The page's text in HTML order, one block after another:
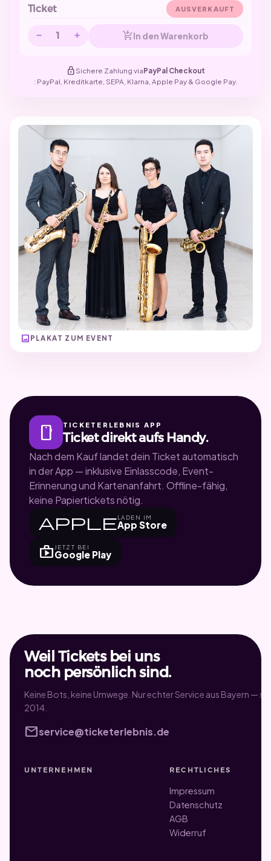
image PLAKAT ZUM EVENT
smartphone TICKETERLEBNIS APP
Ticket direkt aufs Handy.
Nach dem Kauf landet dein Ticket automatisch
in der App — inklusive Einlasscode, Event-
Erinnerung und Kartenanfahrt. Offline-fähig,
keine Papiertickets nötig.
appleLADEN IM
App Store
shop JETZT BEI
Google Play
Ticket AUSVERKAUFT
− + add_shopping_cartIn den Warenkorb
lock Sichere Zahlung viaPayPal Checkout
: PayPal, Kreditkarte, SEPA, Klarna, Apple Pay & Google Pay.
Weil Tickets bei uns
noch persönlich sind.
Keine Bots, keine Umwege. Nur echter Service aus Bayern —
2014.
mailservice@ticketerlebnis.de
UNTERNEHMEN RECHTLICHES
Impressum
Datenschutz
AGB
Widerruf